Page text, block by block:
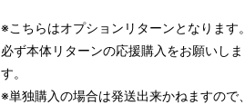
※こちらはオプションリターンとなります。
必ず本体リターンの応援購入をお願いしま
す。
※単独購入の場合は発送出来かねますので、